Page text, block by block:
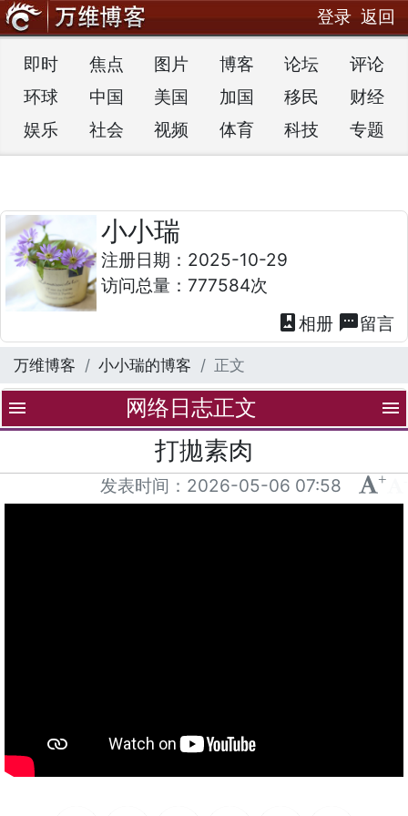
登录 返回
即时 焦点 图片 博客 论坛
评论
环球
中国 美国 加国 移民
财经
娱乐
社会 视频 体育 科技 专题
小小瑞
注册日期：2025-10-29
访问总量：777584次
photo_album 相册 textsms留言
万维博客 小小瑞的博客 正文
menu 网络日志正文 menu
打拋素肉
发表时间： 2026-05-06 07:58 +